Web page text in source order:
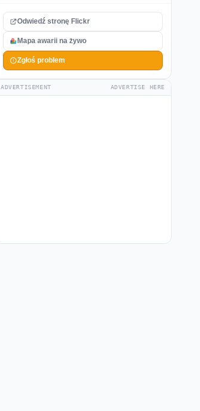
Odwiedź stronę Flickr
Mapa awarii na żywo
Zgłoś problem
ADVERTISEMENT ADVERTISE HERE